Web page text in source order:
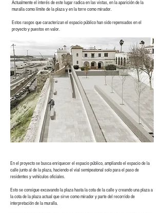
Actualmente el interés de este lugar radica en las vistas, en la aparición de la
muralla como límite de la plaza y en la torre como mirador.
Estos rasgos que caracterizan el espacio público han sido repensados en el
proyecto y puestos en valor.
En el proyecto se busca enriquecer el espacio público, ampliando el espacio de la
calle junto al de la plaza, haciendo el vial semipeatonal solo para el paso de
residentes y vehículos oficiales.
Esto se consigue excavando la plaza hasta la cota de la calle y creando una plaza a
la cota de la plaza actual que sirve como mirador y parte del recorrido de
interpretación de la muralla.